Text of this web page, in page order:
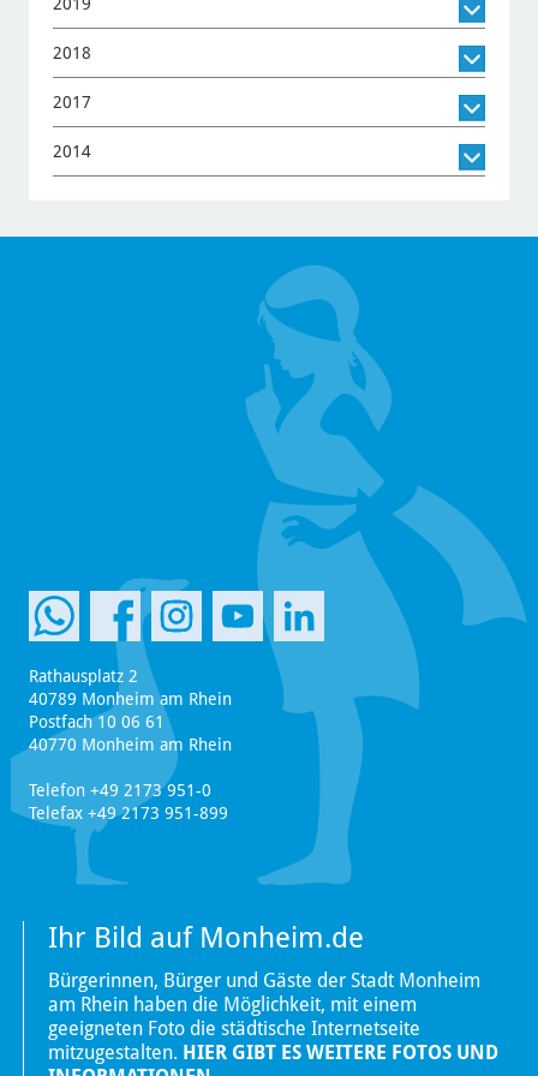
2018
2017
2014
Rathausplatz 2
40789 Monheim am Rhein
Postfach 10 06 61
40770 Monheim am Rhein
Telefon +49 2173 951-0
Telefax +49 2173 951-899
Ihr Bild auf Monheim.de
Bürgerinnen, Bürger und Gäste der Stadt Monheim
am Rhein haben die Möglichkeit, mit einem
geeigneten Foto die städtische Internetseite
mitzugestalten. HIER GIBT ES WEITERE FOTOS UND